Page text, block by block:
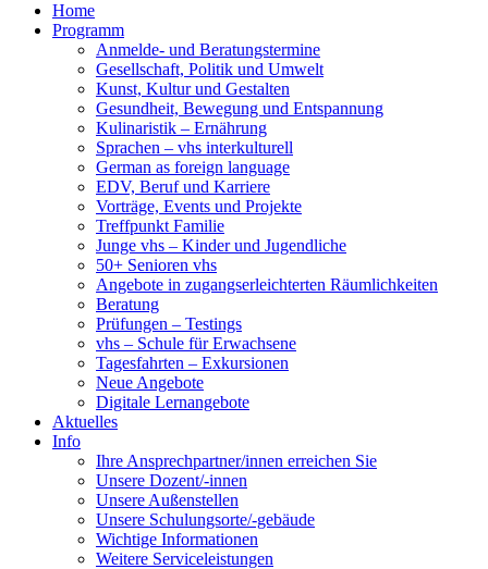
Home
Programm
Anmelde- und Beratungstermine
Gesellschaft, Politik und Umwelt
Kunst, Kultur und Gestalten
Gesundheit, Bewegung und Entspannung
Kulinaristik – Ernährung
Sprachen – vhs interkulturell
German as foreign language
EDV, Beruf und Karriere
Vorträge, Events und Projekte
Treffpunkt Familie
Junge vhs – Kinder und Jugendliche
50+ Senioren vhs
Angebote in zugangserleichterten Räumlichkeiten
Beratung
Prüfungen – Testings
vhs – Schule für Erwachsene
Tagesfahrten – Exkursionen
Neue Angebote
Digitale Lernangebote
Aktuelles
Info
Ihre Ansprechpartner/innen erreichen Sie
Unsere Dozent/-innen
Unsere Außenstellen
Unsere Schulungsorte/-gebäude
Wichtige Informationen
Weitere Serviceleistungen